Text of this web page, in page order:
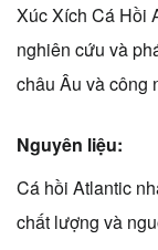
Xúc Xích Cá Hồi
nghiên cứu và
châu Âu và công
Nguyên liệu:
Cá hồi Atlantic
chất lượng và